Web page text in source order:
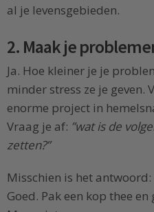
al je levensgebieden.
2. Maak je
Ja. Hoe kleiner je je
minder stress ze je geven.
enorme project in
Vraag je af: ”wat is de
zetten?”
Misschien is het
Goed. Pak een kop thee